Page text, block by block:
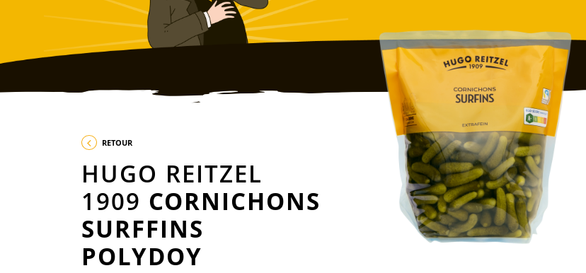
RETOUR
HUGO REITZEL
1909 CORNICHONS
SURFFINS
POLYDOY